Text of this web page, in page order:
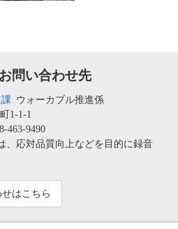
問い合わせ先
ウォーカブル推進係
1-1-1
463-9490
、応対品質向上などを目的に録音
はこちら